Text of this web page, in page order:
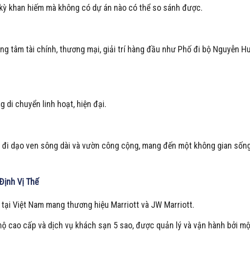
khan hiếm mà không có dự án nào có thể so sánh được.
tâm tài chính, thương mại, giải trí hàng đầu như Phố đi bộ Nguyễn
di chuyển linh hoạt, hiện đại.
dạo ven sông dài và vườn công cộng, mang đến một không gian
Vị Thế
Việt Nam mang thương hiệu Marriott và JW Marriott.
cao cấp và dịch vụ khách sạn 5 sao, được quản lý và vận hành bởi